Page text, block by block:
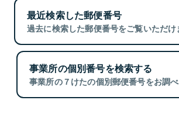
最近検索した郵便番号
過去に検索した郵便番号をご覧いただけ
事業所の個別番号を検索する
事業所の７けたの個別郵便番号をお調べ